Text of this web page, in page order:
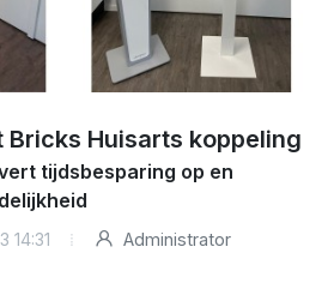
Bricks Huisarts koppeling
tijdsbesparing op en
14:31 Administrator